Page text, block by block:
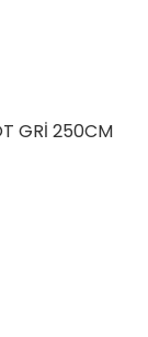
GRİ 250CM